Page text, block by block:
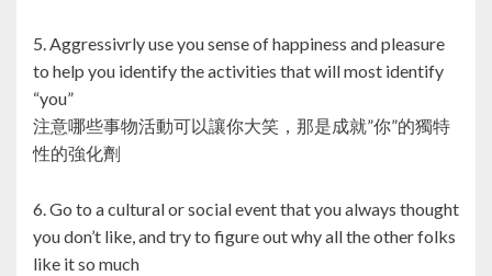
5. Aggressivrly use you sense of happiness and pleasure
to help you identify the activities that will most identify
“you”
注意哪些事物活動可以讓你大笑，那是成就”你”的獨特
性的強化劑
6. Go to a cultural or social event that you always thought
you don’t like, and try to figure out why all the other folks
like it so much